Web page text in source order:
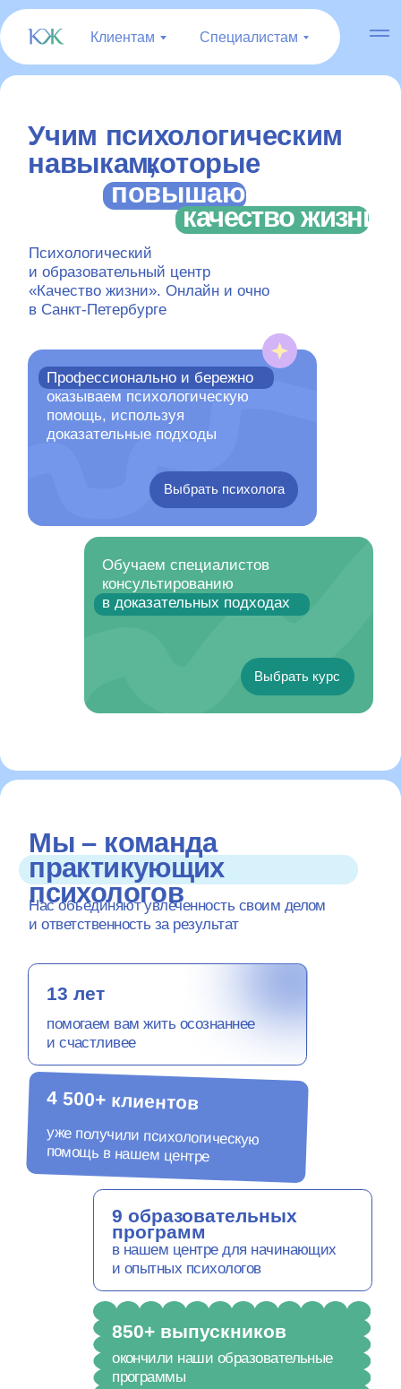
Клиентам Специалистам
Учим психологическим
навыкам,
повышают
качество жизни
Психологический
и образовательный центр
«Качество жизни». Онлайн и очно
в Санкт-Петербурге
Профессионально и бережно
оказываем психологическую
помощь, используя
доказательные подходы
Выбрать психолога
Обучаем специалистов
консультированию
в доказательных подходах
которые
практикующих
психологов
Нас объединяют увлеченность своим делом
и ответственность за результат
и счастливее
4 500+ клиентов
уже получили психологическую
помощь в нашем центре
9 образовательных
программ
и опытных психологов
850+ выпускников
окончили наши образовательные